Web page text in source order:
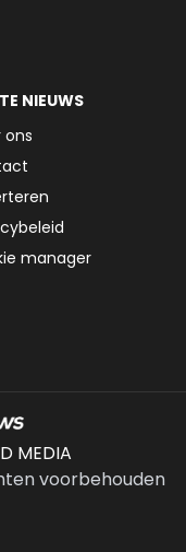
NIEUWS
ons
manager
MEDIA
voorbehouden